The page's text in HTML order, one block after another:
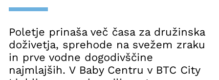
Poletje prinaša več časa za družinska
doživetja, sprehode na svežem zraku
in prve vodne dogodivščine
najmlajših. V Baby Centru v BTC City